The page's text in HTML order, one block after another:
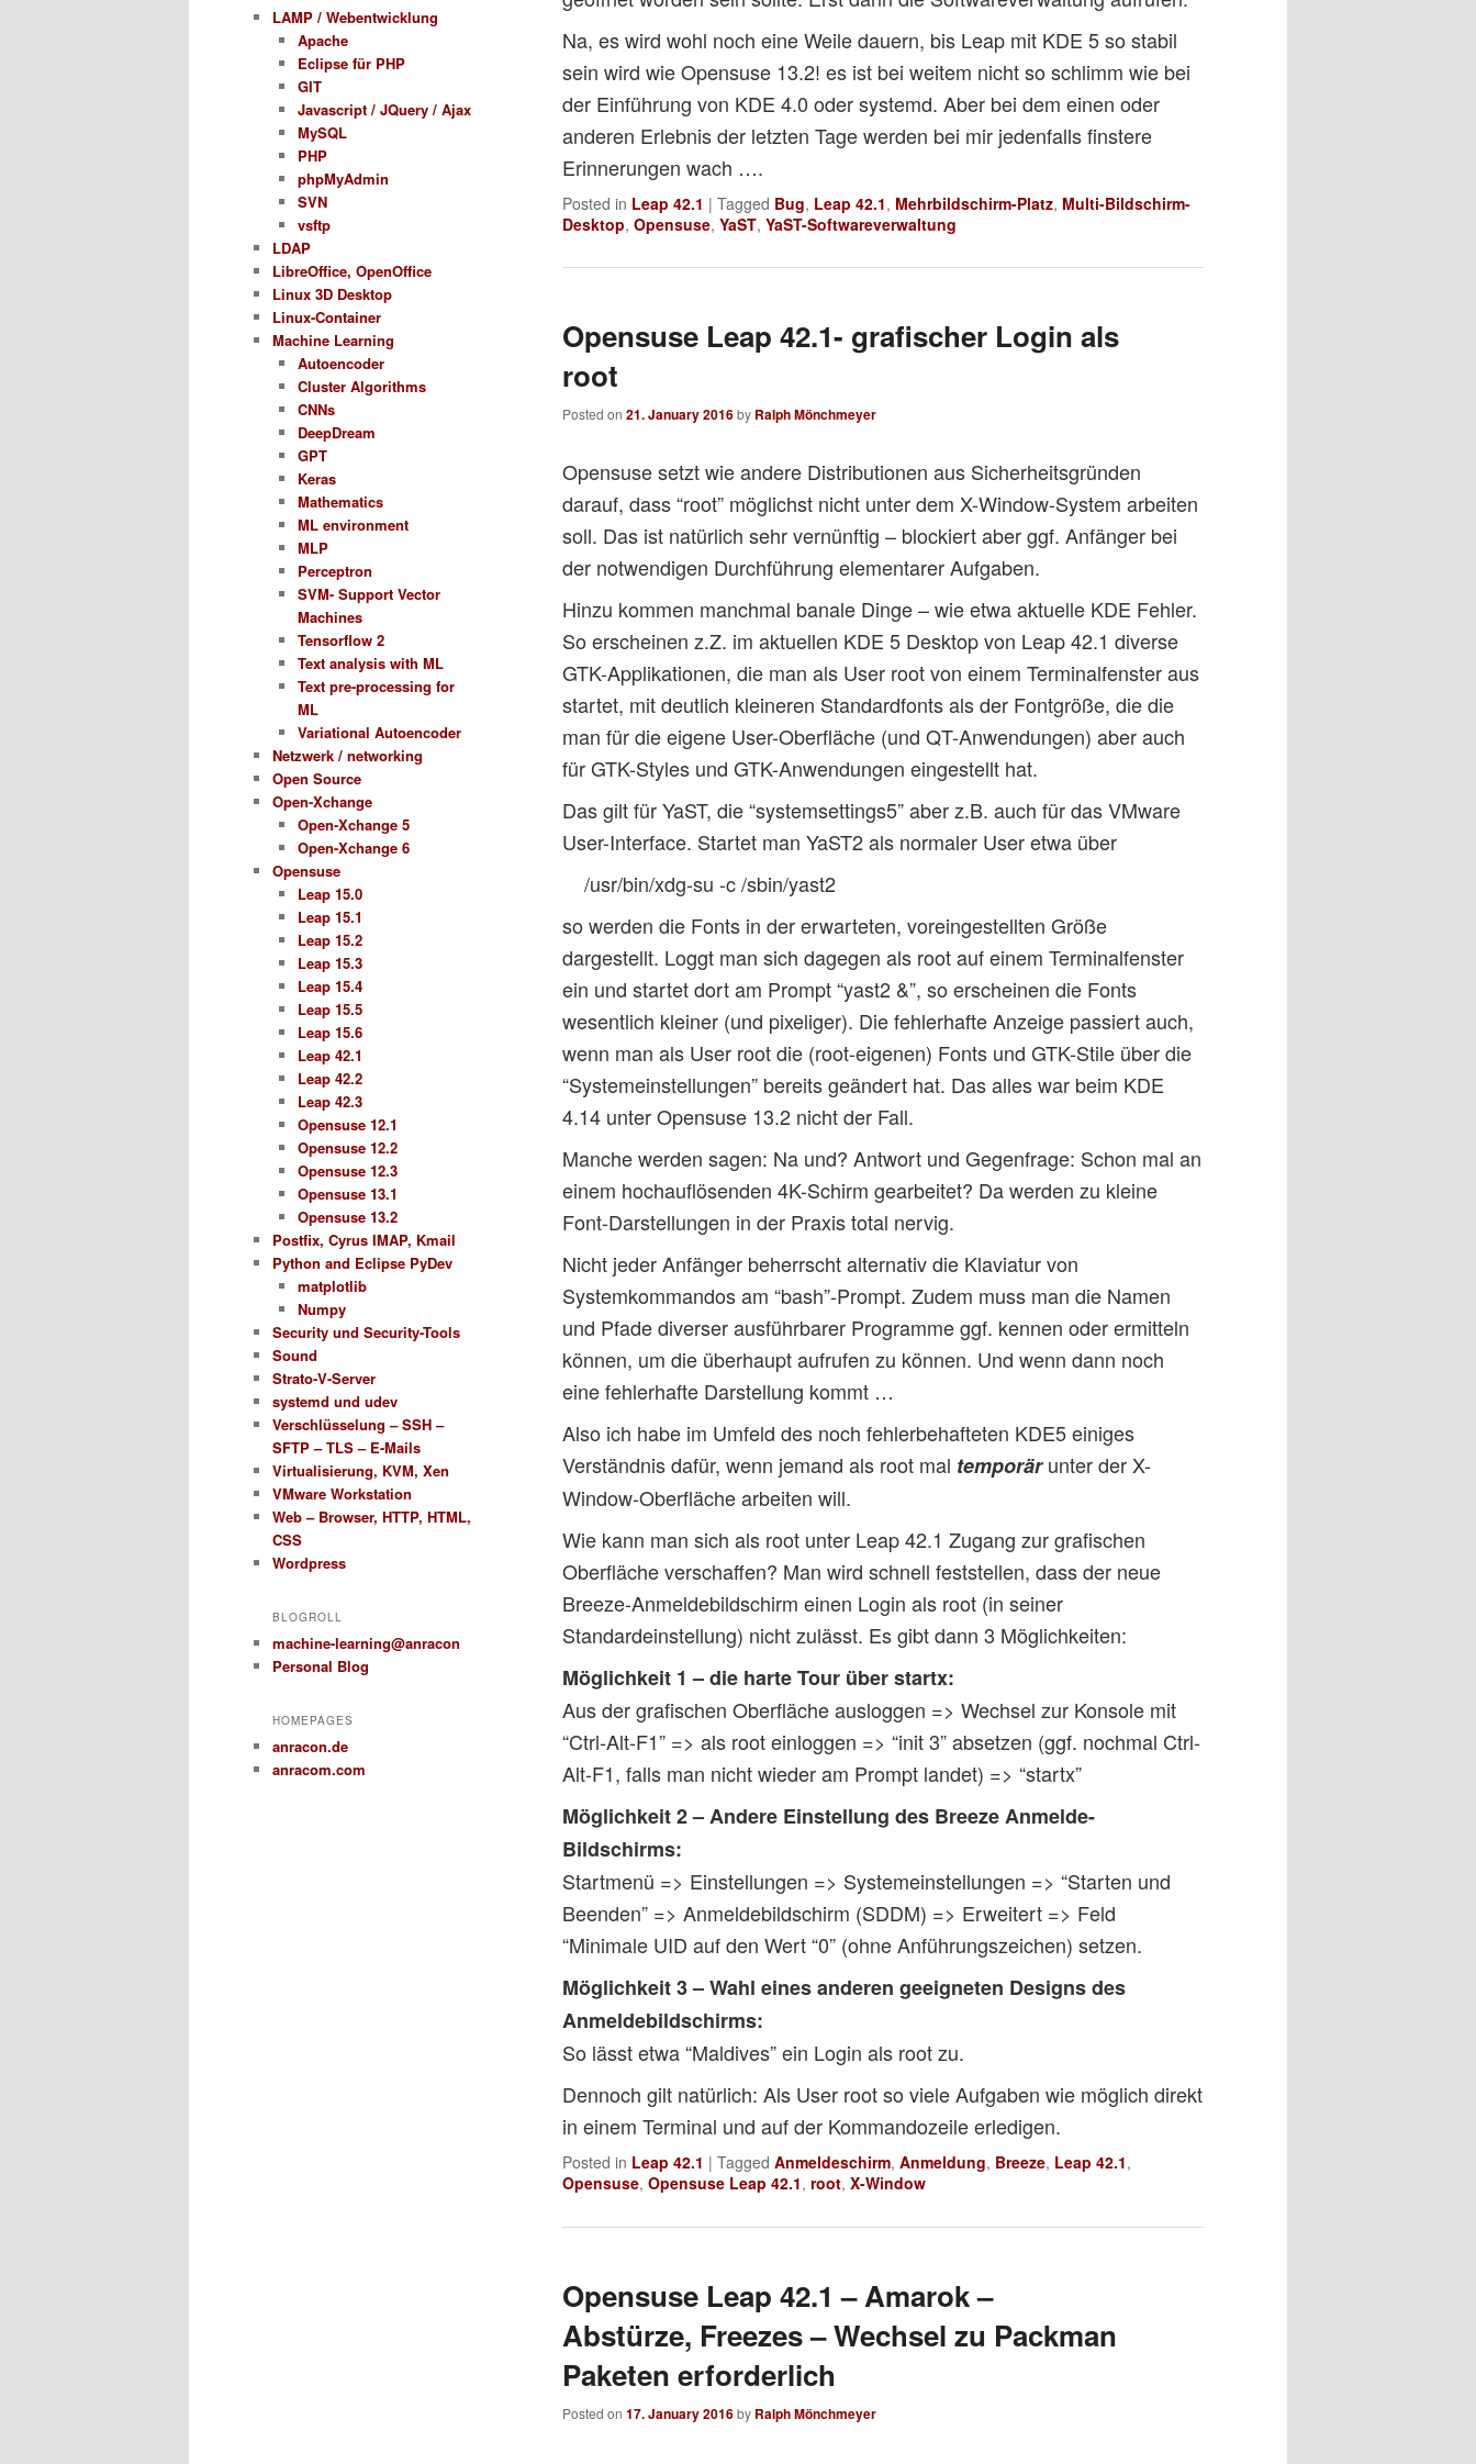
Na, es wird wohl noch eine Weile dauern, bis Leap mit KDE 5 so stabil
sein wird wie Opensuse 13.2! es ist bei weitem nicht so schlimm wie bei
der Einführung von KDE 4.0 oder systemd. Aber bei dem einen oder
anderen Erlebnis der letzten Tage werden bei mir jedenfalls finstere
Erinnerungen wach ….
Posted in Leap 42.1 | Tagged Bug, Leap 42.1, Mehrbildschirm-Platz, Multi-Bildschirm-
Desktop, Opensuse, YaST, YaST-Softwareverwaltung
Opensuse Leap 42.1- grafischer Login als
root
Posted on 21. January 2016by Ralph Mönchmeyer
Opensuse setzt wie andere Distributionen aus Sicherheitsgründen
darauf, dass “root” möglichst nicht unter dem X-Window-System arbeiten
soll. Das ist natürlich sehr vernünftig – blockiert aber ggf. Anfänger bei
der notwendigen Durchführung elementarer Aufgaben.
Hinzu kommen manchmal banale Dinge – wie etwa aktuelle KDE Fehler.
So erscheinen z.Z. im aktuellen KDE 5 Desktop von Leap 42.1 diverse
GTK-Applikationen, die man als User root von einem Terminalfenster aus
startet, mit deutlich kleineren Standardfonts als der Fontgröße, die die
man für die eigene User-Oberfläche (und QT-Anwendungen) aber auch
für GTK-Styles und GTK-Anwendungen eingestellt hat.
Das gilt für YaST, die “systemsettings5” aber z.B. auch für das VMware
User-Interface. Startet man YaST2 als normaler User etwa über
/usr/bin/xdg-su -c /sbin/yast2
so werden die Fonts in der erwarteten, voreingestellten Größe
dargestellt. Loggt man sich dagegen als root auf einem Terminalfenster
ein und startet dort am Prompt “yast2 &”, so erscheinen die Fonts
wesentlich kleiner (und pixeliger). Die fehlerhafte Anzeige passiert auch,
wenn man als User root die (root-eigenen) Fonts und GTK-Stile über die
“Systemeinstellungen” bereits geändert hat. Das alles war beim KDE
4.14 unter Opensuse 13.2 nicht der Fall.
Manche werden sagen: Na und? Antwort und Gegenfrage: Schon mal an
einem hochauflösenden 4K-Schirm gearbeitet? Da werden zu kleine
Font-Darstellungen in der Praxis total nervig.
Nicht jeder Anfänger beherrscht alternativ die Klaviatur von
Systemkommandos am “bash”-Prompt. Zudem muss man die Namen
und Pfade diverser ausführbarer Programme ggf. kennen oder ermitteln
können, um die überhaupt aufrufen zu können. Und wenn dann noch
eine fehlerhafte Darstellung kommt …
Also ich habe im Umfeld des noch fehlerbehafteten KDE5 einiges
Verständnis dafür, wenn jemand als root mal temporärunter der X-
Window-Oberfläche arbeiten will.
Wie kann man sich als root unter Leap 42.1 Zugang zur grafischen
Oberfläche verschaffen? Man wird schnell feststellen, dass der neue
Breeze-Anmeldebildschirm einen Login als root (in seiner
Standardeinstellung) nicht zulässt. Es gibt dann 3 Möglichkeiten:
Möglichkeit 1 – die harte Tour über startx:
Aus der grafischen Oberfläche ausloggen => Wechsel zur Konsole mit
“Ctrl-Alt-F1” => als root einloggen => “init 3” absetzen (ggf. nochmal Ctrl-
Alt-F1, falls man nicht wieder am Prompt landet) => “startx”
Möglichkeit 2 – Andere Einstellung des Breeze Anmelde-
Bildschirms:
Startmenü => Einstellungen => Systemeinstellungen => “Starten und
Beenden” => Anmeldebildschirm (SDDM) => Erweitert => Feld
“Minimale UID auf den Wert “0” (ohne Anführungszeichen) setzen.
Möglichkeit 3 – Wahl eines anderen geeigneten Designs des
Anmeldebildschirms:
So lässt etwa “Maldives” ein Login als root zu.
Dennoch gilt natürlich: Als User root so viele Aufgaben wie möglich direkt
in einem Terminal und auf der Kommandozeile erledigen.
Posted in Leap 42.1 | Tagged Anmeldeschirm, Anmeldung, Breeze, Leap 42.1,
Opensuse, Opensuse Leap 42.1, root, X-Window
Opensuse Leap 42.1 – Amarok –
Abstürze, Freezes – Wechsel zu Packman
Paketen erforderlich
Posted on 17. January 2016by Ralph Mönchmeyer
LAMP / Webentwicklung
Apache
Eclipse für PHP
GIT
Javascript / JQuery / Ajax
MySQL
PHP
phpMyAdmin
SVN
vsftp
LDAP
LibreOffice, OpenOffice
Linux 3D Desktop
Linux-Container
Machine Learning
Autoencoder
Cluster Algorithms
CNNs
DeepDream
GPT
Keras
Mathematics
ML environment
MLP
Perceptron
SVM- Support Vector
Machines
Tensorflow 2
Text analysis with ML
Text pre-processing for
ML
Variational Autoencoder
Netzwerk / networking
Open Source
Open-Xchange
Open-Xchange 5
Open-Xchange 6
Opensuse
Leap 15.0
Leap 15.1
Leap 15.2
Leap 15.3
Leap 15.4
Leap 15.5
Leap 15.6
Leap 42.1
Leap 42.2
Leap 42.3
Opensuse 12.1
Opensuse 12.2
Opensuse 12.3
Opensuse 13.1
Opensuse 13.2
Postfix, Cyrus IMAP, Kmail
Python and Eclipse PyDev
matplotlib
Numpy
Security und Security-Tools
Sound
Strato-V-Server
systemd und udev
Verschlüsselung – SSH –
SFTP – TLS – E-Mails
Virtualisierung, KVM, Xen
VMware Workstation
Web – Browser, HTTP, HTML,
CSS
Wordpress
BLOGROLL
machine-learning@anracon
Personal Blog
HOMEPAGES
anracon.de
anracom.com